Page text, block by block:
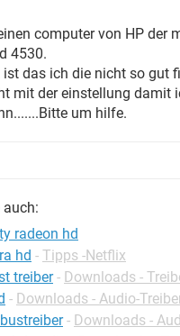
computer von HP der
4530.
ist das ich die nicht so gut
mit der einstellung damit
um hilfe.
auch:
radeon hd
hd - Tipps -Netflix
treiber - Downloads -
- Downloads - Audio-
- Downloads -